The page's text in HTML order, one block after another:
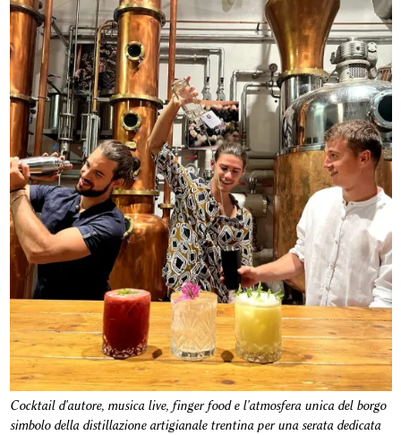
Cocktail d'autore, musica live, finger food e l'atmosfera unica del borgo
simbolo della distillazione artigianale trentina per una serata dedicata